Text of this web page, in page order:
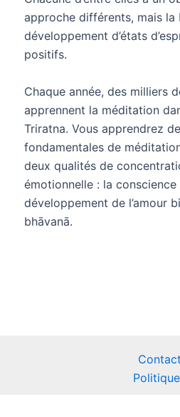
approche différents, mais
développement d’états
positifs.
Chaque année, des milliers
apprennent la méditation
Triratna. Vous apprendrez
fondamentales de
deux qualités de
émotionnelle : la
développement de l’amour
bhāvanā.
Contact